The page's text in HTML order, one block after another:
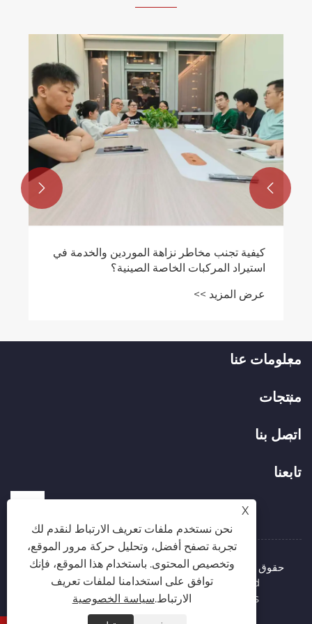
كيف يمكن للشاحنات المبردة أن تحول
لوجستيات سلسلة التبريد لديك؟
عرض المزيد >>


معلومات عنا
منتجات
اتصل بنا
تابعنا
حقوق الطبع والنشر © 2026 شركة Hubei Runli Special
Automobile Co., Ltd. جميع الحقوق محفوظة.
Links
Sitemap
RSS
XMLسياسة الخصوصية
X
نحن نستخدم ملفات تعريف الارتباط لنقدم لك
تجربة تصفح أفضل، وتحليل حركة مرور الموقع،
وتخصيص المحتوى. باستخدام هذا الموقع، فإنك
توافق على استخدامنا لملفات تعريف
الارتباط.سياسة الخصوصية